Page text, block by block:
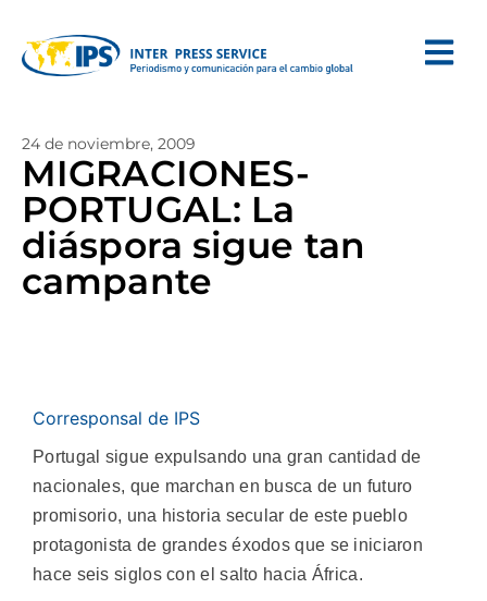
24 de noviembre, 2009
MIGRACIONES-
PORTUGAL: La
diáspora sigue tan
campante
Corresponsal de IPS
Portugal sigue expulsando una gran cantidad de
nacionales, que marchan en busca de un futuro
promisorio, una historia secular de este pueblo
protagonista de grandes éxodos que se iniciaron
hace seis siglos con el salto hacia África.